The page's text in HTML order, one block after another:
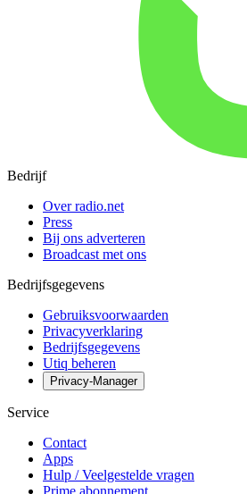
Bedrijf
Over radio.net
Press
Bij ons adverteren
Broadcast met ons
Bedrijfsgegevens
Gebruiksvoorwaarden
Privacyverklaring
Bedrijfsgegevens
Utiq beheren
Privacy-Manager
Service
Contact
Apps
Hulp / Veelgestelde vragen